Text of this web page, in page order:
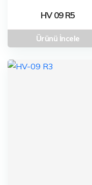
HV 09 R5
Ürünü İncele